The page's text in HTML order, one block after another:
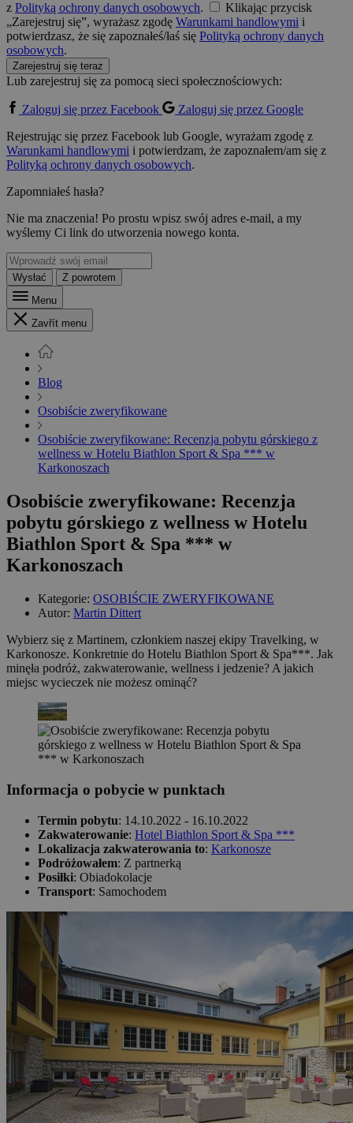
z Polityką ochrony danych osobowych.
Klikając przycisk
„Zarejestruj się”, wyrażasz zgodę Warunkami handlowymi i
potwierdzasz, że się zapoznałeś/łaś się Polityką ochrony danych
osobowych.
Zarejestruj się teraz
Lub zarejestruj się za pomocą sieci społecznościowych:
Zaloguj się przez Facebook
Zaloguj się przez Google
Rejestrując się przez Facebook lub Google, wyrażam zgodę z
Warunkami handlowymi i potwierdzam, że zapoznałem/am się z
Polityką ochrony danych osobowych.
Zapomniałeś hasła?
Nie ma znaczenia! Po prostu wpisz swój adres e-mail, a my
wyślemy Ci link do utworzenia nowego konta.
Wysłać
Z powrotem
Menu
Zavřít menu
Blog
Osobiście zweryfikowane
Osobiście zweryfikowane: Recenzja pobytu górskiego z
wellness w Hotelu Biathlon Sport & Spa *** w
Karkonoszach
Osobiście zweryfikowane: Recenzja
pobytu górskiego z wellness w Hotelu
Biathlon Sport & Spa *** w
Karkonoszach
Kategorie: OSOBIŚCIE ZWERYFIKOWANE
Autor: Martin Dittert
Wybierz się z Martinem, członkiem naszej ekipy Travelking, w
Karkonosze. Konkretnie do Hotelu Biathlon Sport & Spa***. Jak
minęła podróż, zakwaterowanie, wellness i jedzenie? A jakich
miejsc wycieczek nie możesz ominąć?
Informacja o pobycie w punktach
Termin pobytu: 14.10.2022 - 16.10.2022
Zakwaterowanie: Hotel Biathlon Sport & Spa ***
Lokalizacja zakwaterowania to: Karkonosze
Podróżowałem: Z partnerką
Posiłki: Obiadokolacje
Transport: Samochodem